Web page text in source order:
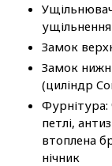
ущільнення
Замок
Замок
(циліндр
Фурнітура:
петлі,
втоплена
нічник